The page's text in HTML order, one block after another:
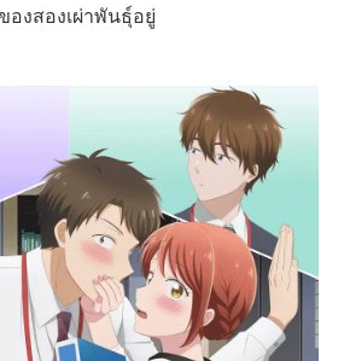
องสองเผ่าพันธุ์อยู่